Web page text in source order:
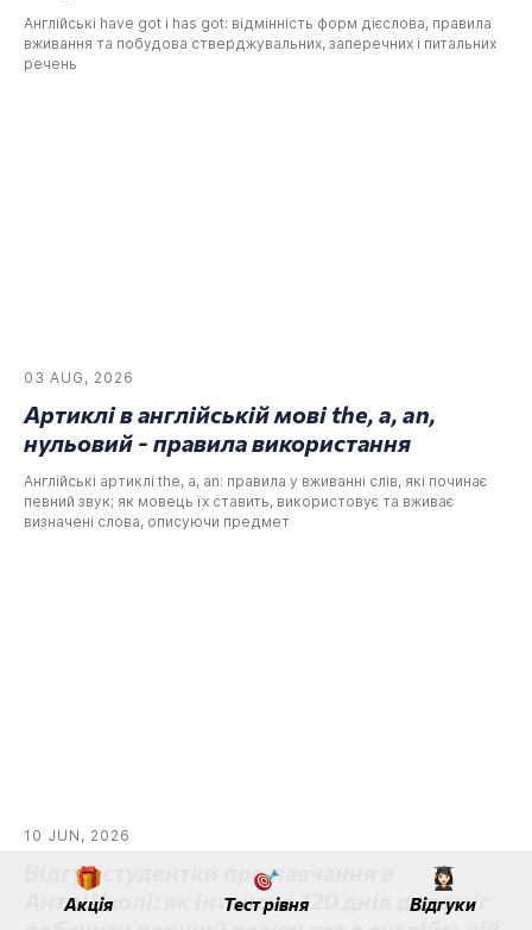
Акція Тест рівня Відгуки
Англійські have got і has got: відмінність форм дієслова, правила
вживання та побудова стверджувальних, заперечних і питальних
речень
03 AUG, 2026
Артиклі в англійській мові the, a, an,
нульовий - правила використання
Англійські артиклі the, a, an: правила у вживанні слів, які починає
певний звук; як мовець їх ставить, використовує та вживає
визначені слова, описуючи предмет
10 JUN, 2026
Відгук студентки про навчання в
АнтиШколі: як інтенсив 120 днів допоміг